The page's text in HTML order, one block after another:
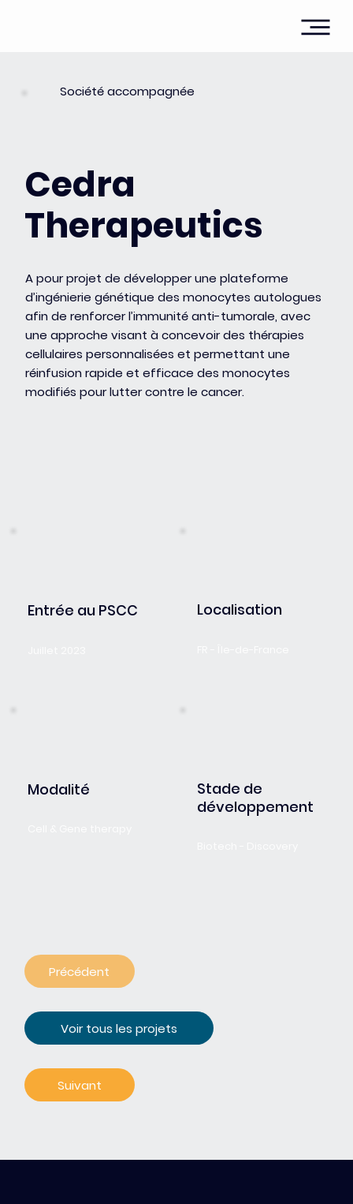
Société accompagnée
Cedra
Therapeutics
A pour projet de développer une plateforme
d’ingénierie génétique des monocytes autologues
afin de renforcer l’immunité anti-tumorale, avec
une approche visant à concevoir des thérapies
cellulaires personnalisées et permettant une
réinfusion rapide et efficace des monocytes
modifiés pour lutter contre le cancer.
Entrée au PSCC Localisation
Modalité
Stade de
développement
Précédent
Voir tous les projets